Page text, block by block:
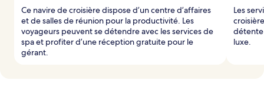
Ce navire de croisière dispose d’un centre d’affaires
et de salles de réunion pour la productivité. Les
voyageurs peuvent se détendre avec les services de
spa et profiter d’une réception gratuite pour le
gérant.
Les
détente
luxe.